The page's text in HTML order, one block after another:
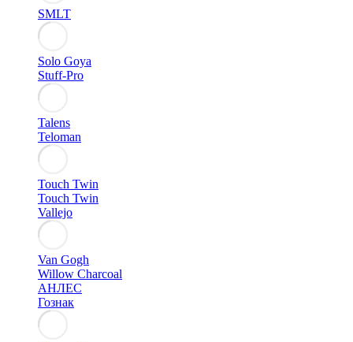
SMLT
Solo Goya
Stuff-Pro
Talens
Teloman
Touch Twin
Touch Twin
Vallejo
Van Gogh
Willow Charcoal
АНЛЕС
Гознак